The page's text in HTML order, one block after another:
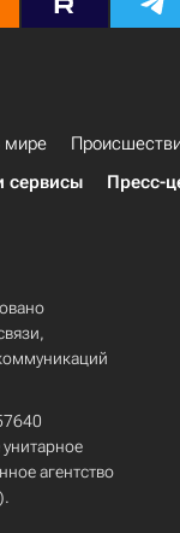
мире
сервисы Пресс-
агентство